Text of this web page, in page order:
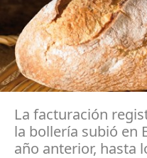
La facturación
la bollería subió en
año anterior, hasta